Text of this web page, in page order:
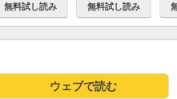
無料試し読み 無料試し読み
ウェブで読む